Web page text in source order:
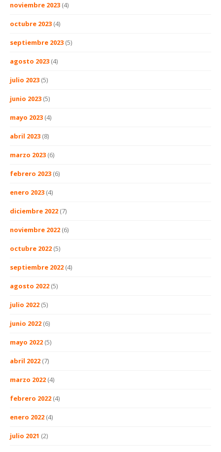
noviembre 2023 (4)
octubre 2023 (4)
septiembre 2023 (5)
agosto 2023 (4)
julio 2023 (5)
junio 2023 (5)
mayo 2023 (4)
abril 2023 (8)
marzo 2023 (6)
febrero 2023 (6)
enero 2023 (4)
diciembre 2022 (7)
noviembre 2022 (6)
octubre 2022 (5)
septiembre 2022 (4)
agosto 2022 (5)
julio 2022 (5)
junio 2022 (6)
mayo 2022 (5)
abril 2022 (7)
marzo 2022 (4)
febrero 2022 (4)
enero 2022 (4)
julio 2021 (2)